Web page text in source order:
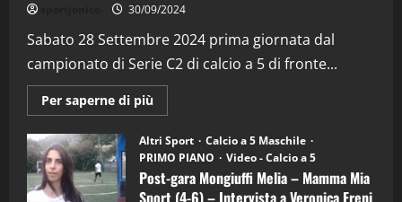
30/09/2024
Sabato 28 Settembre 2024 prima giornata dal
campionato di Serie C2 di calcio a 5 di fronte...
Per saperne di più
informazioni
Post-
gara
Mongiuffi
Melia
–
Altri Sport
Calcio a 5 Maschile
PRIMO PIANO
Video - Calcio a 5
Post-gara Mongiuffi Melia – Mamma Mia
Sport (4-6) – Intervista a Veronica Freni
2
“SportEmpire” in Podcast: 29^ Puntata
(Martedi 28 Aprile 2026)
28/04/2026
3
"SportEmpire" in Podcast
“SportEmpire” in Podcast: 28^ Puntata
(Martedi 21 Aprile 2026)
21/04/2026